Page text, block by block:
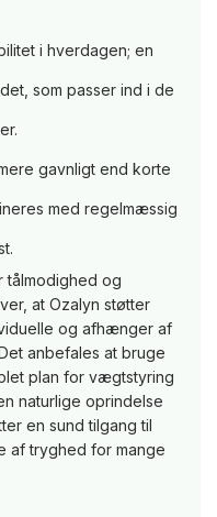
i hverdagen; en
som passer ind i de
gavnligt end korte
med regelmæssig
tålmodighed og
at Ozalyn støtter
og afhænger af
anbefales at bruge
plan for vægtstyring
naturlige oprindelse
en sund tilgang til
af tryghed for mange